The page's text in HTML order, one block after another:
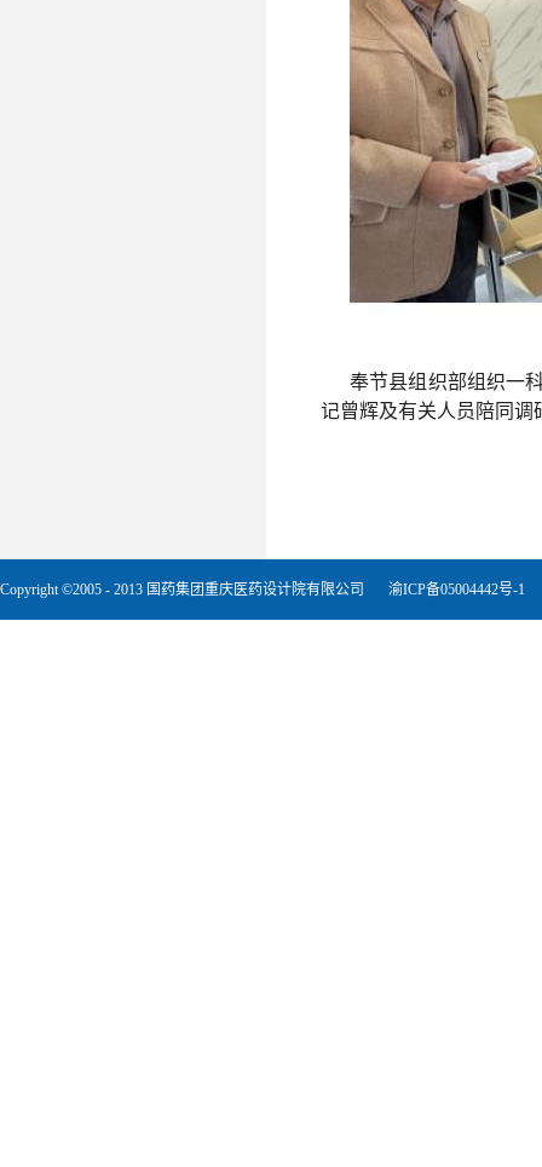
奉节县组织部组织一
记曾辉及有关人员陪同调
Copyright ©2005 - 2013 国药集团重庆医药设计院有限公司 渝ICP备05004442号-1